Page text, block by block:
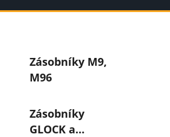
Zásobníky M9,
M96
Zásobníky
GLOCK a